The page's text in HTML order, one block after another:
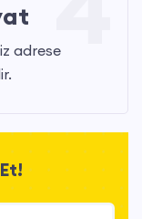
adrese